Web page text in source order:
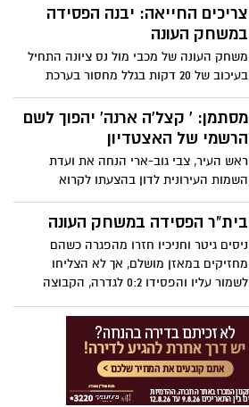
"היינו מעדיפים לשחק, לא כיף לעמוד
בסיטואציה הזו"
צריכים החייאה: יבנה הפסידה
במשחק העונה
משחק העונה של מכבי מול נס ציונה התחיל
בעיכוב של 20 דקות בגלל מחסור בערכת
החייאה במגרש, כאשר לבסוף מי שככל
הנראה תהיה זקוקה לה היא הקבוצה של אלי
מסתמן: ' קצל'ה ארנה' יהפוך לשם
הרשמי של האצטדיון
ראש העיר, צבי גוב-ארי הנחה את ועדת
השמות העירונית לדון בהצעתו לקרוא
לאיצטדיון הכדורגל בנאות שזר ע"ש יוסי
קצ'לה שטרן
בית"ר הפסידה במשחק העונה
ניסים גיטר וחניכיו חזרו מהפגרה כשהם
מחזיקים במאזן מושלם, אך לא הצליחו
לשמור עליו והפסידו 0:2 לגדרה, הקבוצה